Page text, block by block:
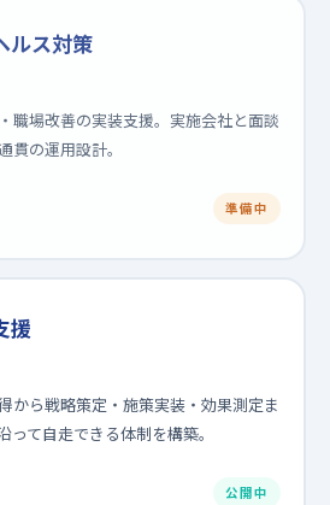
ルス対策
職場改善の実装支援。実施会社と面談
貫の運用設計。
準備中
援
から戦略策定・施策実装・効果測定ま
って自走できる体制を構築。
公開中